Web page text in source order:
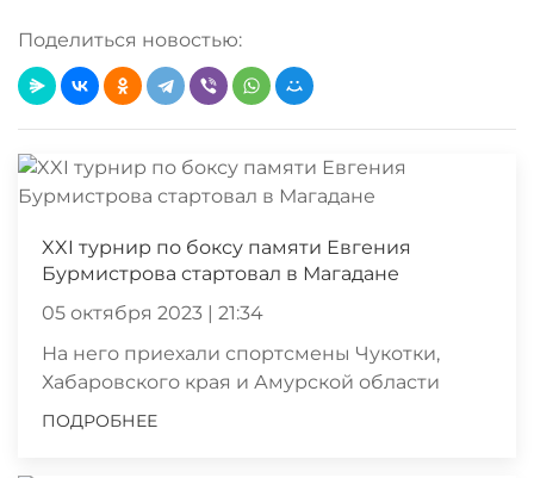
Поделиться новостью:
XXI турнир по боксу памяти Евгения
Бурмистрова стартовал в Магадане
05 октября 2023 | 21:34
На него приехали спортсмены Чукотки,
Хабаровского края и Амурской области
ПОДРОБНЕЕ